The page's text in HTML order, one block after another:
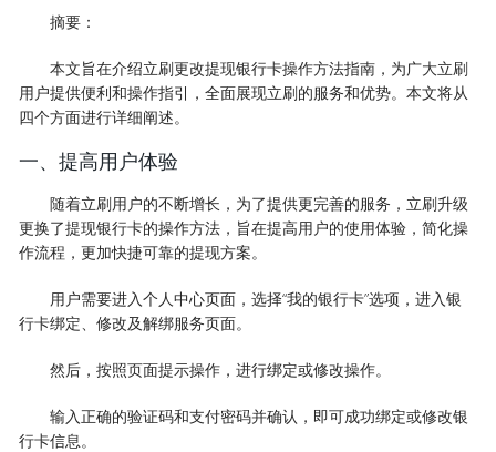
摘要：
本文旨在介绍立刷更改提现银行卡操作方法指南，为广大立刷
用户提供便利和操作指引，全面展现立刷的服务和优势。本文将从
四个方面进行详细阐述。
一、提高用户体验
随着立刷用户的不断增长，为了提供更完善的服务，立刷升级
更换了提现银行卡的操作方法，旨在提高用户的使用体验，简化操
作流程，更加快捷可靠的提现方案。
用户需要进入个人中心页面，选择“我的银行卡”选项，进入银
行卡绑定、修改及解绑服务页面。
然后，按照页面提示操作，进行绑定或修改操作。
输入正确的验证码和支付密码并确认，即可成功绑定或修改银
行卡信息。